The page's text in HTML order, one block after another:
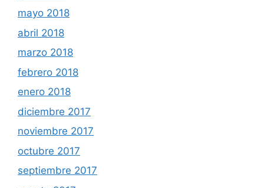
mayo 2018
abril 2018
marzo 2018
febrero 2018
enero 2018
diciembre 2017
noviembre 2017
octubre 2017
septiembre 2017